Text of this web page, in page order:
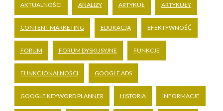
AKTUALNOŚCI ANALIZY ARTYKUŁ ARTYKUŁY
CONTENT MARKETING EDUKACJA EFEKTYWNOŚĆ
FORUM FORUM DYSKUSYJNE FUNKCJE
FUNKCJONALNOŚCI GOOGLE ADS
GOOGLE KEYWORD PLANNER HISTORIA INFORMACJE